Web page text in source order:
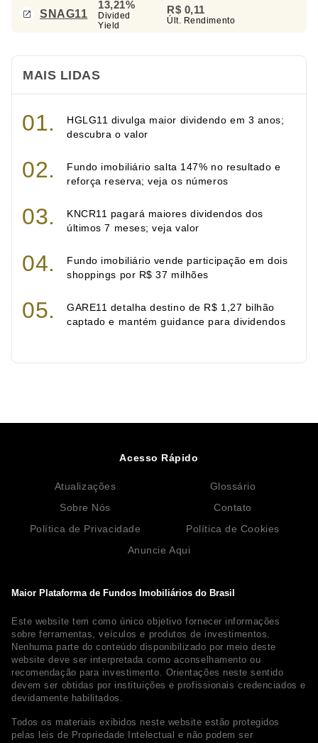
SNAG11
13,21%
Divided
Yield
R$ 0,11
Últ. Rendimento
MAIS LIDAS
HGLG11 divulga maior dividendo em 3 anos;
descubra o valor
Fundo imobiliário salta 147% no resultado e
reforça reserva; veja os números
KNCR11 pagará maiores dividendos dos
últimos 7 meses; veja valor
Fundo imobiliário vende participação em dois
shoppings por R$ 37 milhões
GARE11 detalha destino de R$ 1,27 bilhão
captado e mantém guidance para dividendos
Maior Plataforma de Fundos Imobiliários do Brasil
Este website tem como único objetivo fornecer informações
sobre ferramentas, veículos e produtos de investimentos.
Nenhuma parte do conteúdo disponibilizado por meio deste
website deve ser interpretada como aconselhamento ou
recomendação para investimento. Orientações neste sentido
devem ser obtidas por instituições e profissionais credenciados e
devidamente habilitados.
Todos os materiais exibidos neste website estão protegidos
pelas leis de Propriedade Intelectual e não podem ser
Acesso Rápido
Atualizações
Glossário
Sobre Nós
Contato
Política de Privacidade
Política de Cookies
Anuncie Aqui